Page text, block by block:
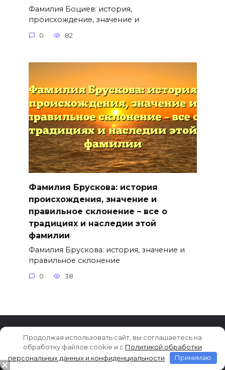
Фамилия Боциев: история,
происхождение, значение и
0 82
Фамилия Брускова: история
происхождения, значение и
правильное склонение – все о
традициях и наследии этой
фамилии
Фамилия Брускова: история, значение и
правильное склонение
0 38
© 2014-2026Значение
имени и фамилии
Разработка сайта
Boont.Ru
Продолжая использовать сайт, вы соглашаетесь на
обработку файлов cookie и c Политикой обработки
персональных данных и конфиденциальности
Принимаю
7